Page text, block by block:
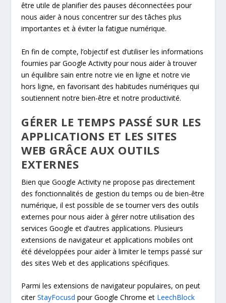
être utile de planifier des pauses déconnectées pour
nous aider à nous concentrer sur des tâches plus
importantes et à éviter la fatigue numérique.
En fin de compte, l’objectif est d’utiliser les informations
fournies par Google Activity pour nous aider à trouver
un équilibre sain entre notre vie en ligne et notre vie
hors ligne, en favorisant des habitudes numériques qui
soutiennent notre bien-être et notre productivité.
GÉRER LE TEMPS PASSÉ SUR LES
APPLICATIONS ET LES SITES
WEB GRÂCE AUX OUTILS
EXTERNES
Bien que Google Activity ne propose pas directement
des fonctionnalités de gestion du temps ou de bien-être
numérique, il est possible de se tourner vers des outils
externes pour nous aider à gérer notre utilisation des
services Google et d’autres applications. Plusieurs
extensions de navigateur et applications mobiles ont
été développées pour aider à limiter le temps passé sur
des sites Web et des applications spécifiques.
Parmi les extensions de navigateur populaires, on peut
citerStayFocusd pour Google Chrome et LeechBlock